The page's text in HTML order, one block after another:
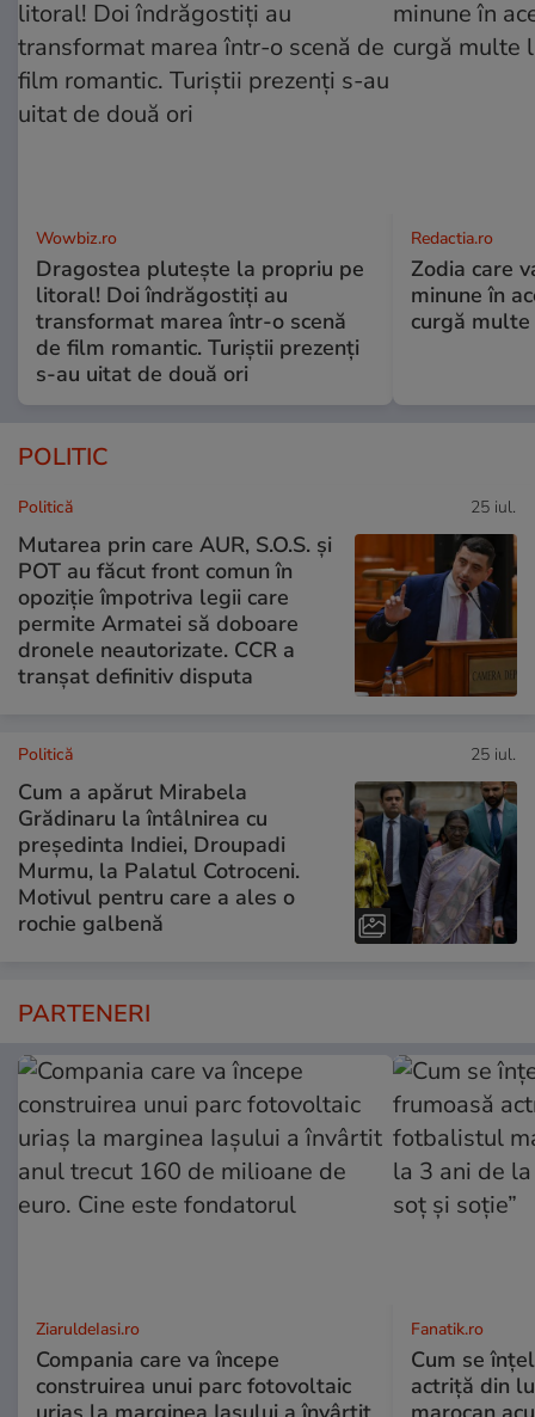
Wowbiz.ro
Dragostea plutește la propriu pe
litoral! Doi îndrăgostiți au
transformat marea într-o scenă
de film romantic. Turiștii prezenți
s-au uitat de două ori
Redactia.ro
Zodia care
minune în
curgă
POLITIC
Politică 25 iul.
Mutarea prin care AUR, S.O.S. și
POT au făcut front comun în
opoziție împotriva legii care
permite Armatei să doboare
dronele neautorizate. CCR a
tranșat definitiv disputa
Politică 25 iul.
Cum a apărut Mirabela
Grădinaru la întâlnirea cu
președinta Indiei, Droupadi
Murmu, la Palatul Cotroceni.
Motivul pentru care a ales o
rochie galbenă
PARTENERI
ZiaruldeIasi.ro
Compania care va începe
construirea unui parc fotovoltaic
Fanatik.ro
Cum se
actriță din